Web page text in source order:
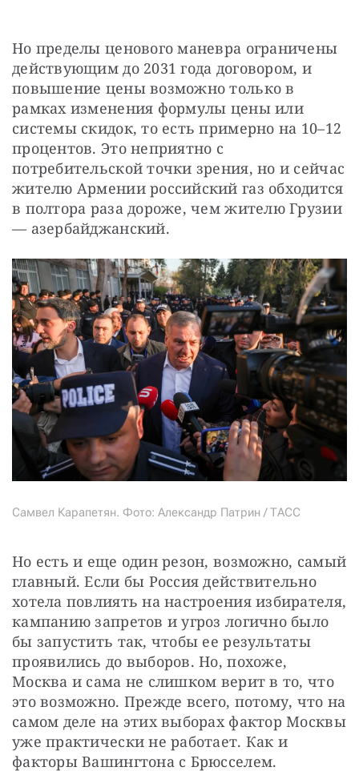
Но пределы ценового маневра ограничены
действующим до 2031 года договором, и
повышение цены возможно только в
рамках изменения формулы цены или
системы скидок, то есть примерно на 10–12
процентов. Это неприятно с
потребительской точки зрения, но и сейчас
жителю Армении российский газ обходится
в полтора раза дороже, чем жителю Грузии
— азербайджанский.
Самвел Карапетян. Фото: Александр Патрин / ТАСС
Но есть и еще один резон, возможно, самый
главный. Если бы Россия действительно
хотела повлиять на настроения избирателя,
кампанию запретов и угроз логично было
бы запустить так, чтобы ее результаты
проявились до выборов. Но, похоже,
Москва и сама не слишком верит в то, что
это возможно. Прежде всего, потому, что на
самом деле на этих выборах фактор Москвы
уже практически не работает. Как и
факторы Вашингтона с Брюсселем.